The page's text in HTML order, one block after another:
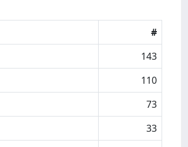
#
143
110
73
33